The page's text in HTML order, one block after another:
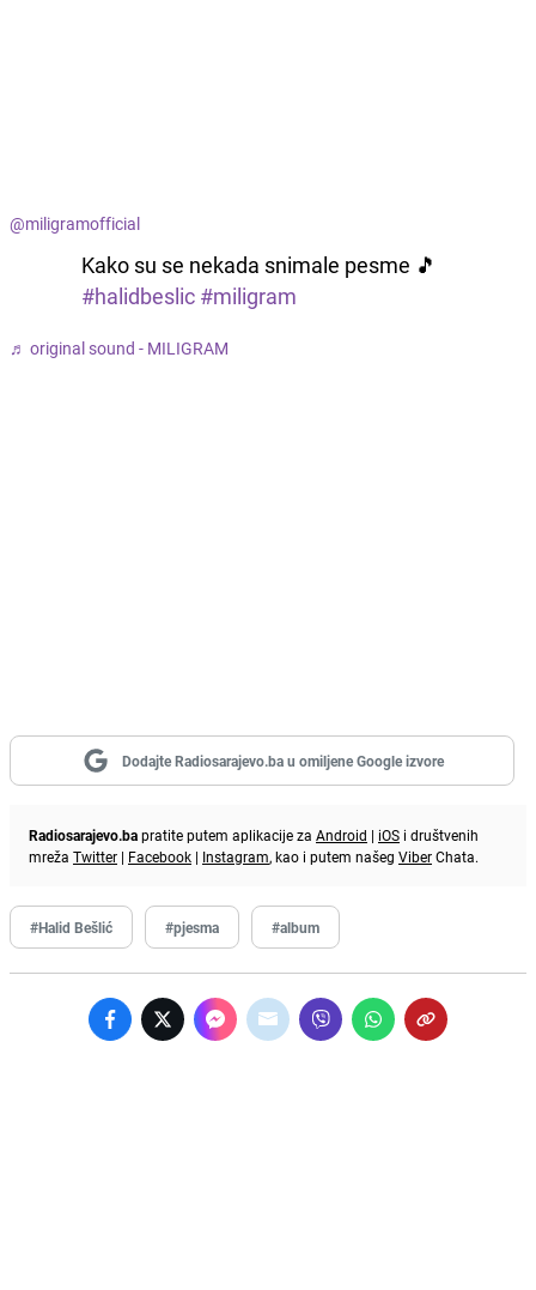
@miligramofficial
Kako su se nekada snimale pesme 🎵
#halidbeslic #miligram
♬ original sound - MILIGRAM
Dodajte Radiosarajevo.ba u omiljene Google izvore
Radiosarajevo.bapratite putem aplikacije za Android | iOS i društvenih
mreža Twitter | Facebook | Instagram, kao i putem našeg ViberChata.
#Halid Bešlić #pjesma #album